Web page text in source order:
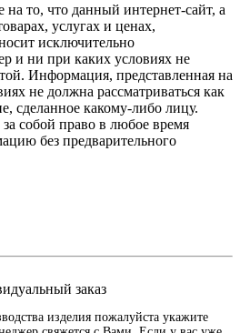
то, что данный интернет-сайт, а
услугах и ценах,
исключительно
и ни при каких условиях не
Информация, представленная на
не должна рассматриваться как
сделанное какому-либо лицу.
за собой право в любое время
без предварительного
заказ
изделия пожалуйста укажите